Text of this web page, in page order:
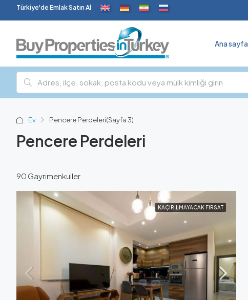
Türkiye'de Emlak Satın Al
Ana sayfa
Ev Pencere Perdeleri(Sayfa 3)
Pencere Perdeleri
90 Gayrimenkuller
KAÇIRILMAYACAK FIRSAT